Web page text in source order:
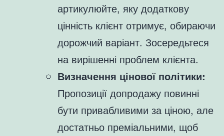
артикулюйте, яку додаткову
цінність клієнт отримує, обираючи
дорожчий варіант. Зосередьтеся
на вирішенні проблем клієнта.
Визначення цінової політики:
Пропозиції допродажу повинні
бути привабливими за ціною, але
достатньо преміальними, щоб